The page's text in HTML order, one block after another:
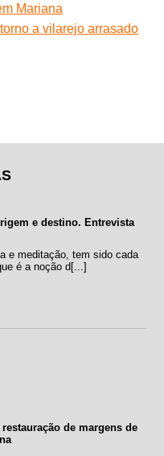
Mariana
a vilarejo arrasado
e destino. Entrevista
e meditação, tem sido cada
é a noção d[...]
de margens de